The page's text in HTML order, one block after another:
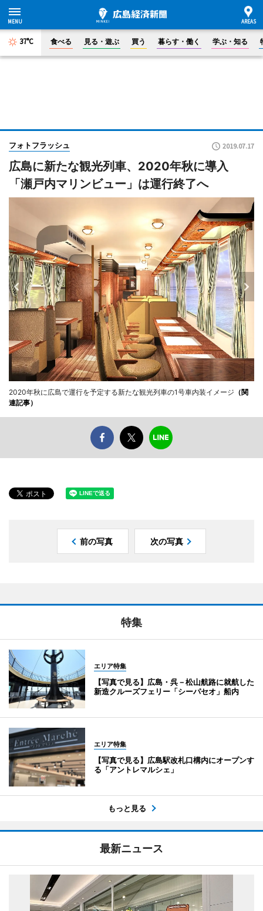
37°C 食べる 見る・遊ぶ 買う 暮らす・働く 学ぶ・知る
フォトフラッシュ 2019.07.17
広島に新たな観光列車、2020年秋に導入
「瀬戸内マリンビュー」は運行終了へ
2020年秋に広島で運行を予定する新たな観光列車の1号車内装イメージ （関
連記事）
前の写真 次の写真
特集
エリア特集
【写真で見る】広島・呉－松山航路に就航した
新造クルーズフェリー「シーパセオ」船内
エリア特集
【写真で見る】広島駅改札口構内にオープンす
る「アントレマルシェ」
もっと見る
最新ニュース